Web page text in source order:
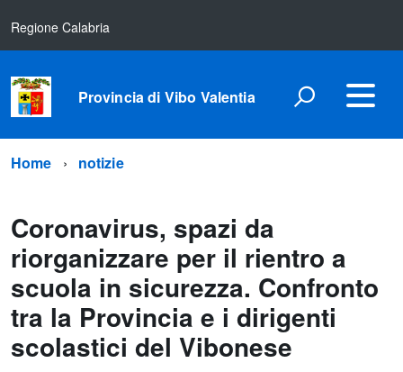
Regione Calabria
Provincia di Vibo Valentia
Home notizie
Coronavirus, spazi da
riorganizzare per il rientro a
scuola in sicurezza. Confronto
tra la Provincia e i dirigenti
scolastici del Vibonese